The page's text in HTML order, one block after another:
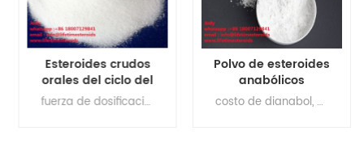
Esteroides crudos
orales del ciclo del
halo de
fuerza de dosificación de fluoximesterona, dosis de fluoximesterona, efectos de fluoximesterona, efectos negativos de fluoximesterona
Polvo de esteroides
anabólicos
Metandienone
(Dianabol) Materias
costo de dianabol, dosis de dianabol, dosis de dianabol, droga de dianabol, prueba de drogas de dianabol, dianabol dbol, dianabol legal, efectos de dianabol, efectos de dianabol, dianabol para el culturismo